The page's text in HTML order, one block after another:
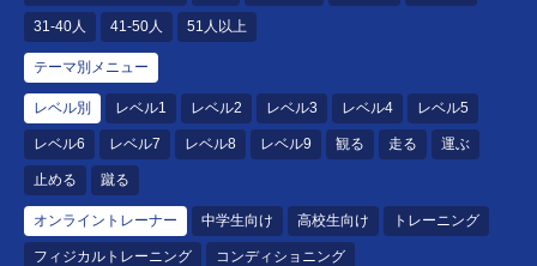
31-40人 41-50人 51人以上
テーマ別メニュー
レベル別 レベル1 レベル2 レベル3 レベル4 レベル5
レベル6 レベル7 レベル8 レベル9 観る 走る 運ぶ
止める 蹴る
オンライントレーナー 中学生向け 高校生向け トレーニング
フィジカルトレーニング コンディショニング